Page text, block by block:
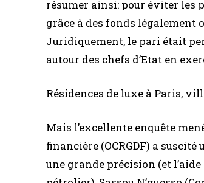
résumer ainsi: pour éviter les
grâce à des fonds légalement
Juridiquement, le pari était
autour des chefs d’Etat en
Résidences de luxe à Paris,
Mais l’excellente enquête
financière (OCRGDF) a
une grande précision (et